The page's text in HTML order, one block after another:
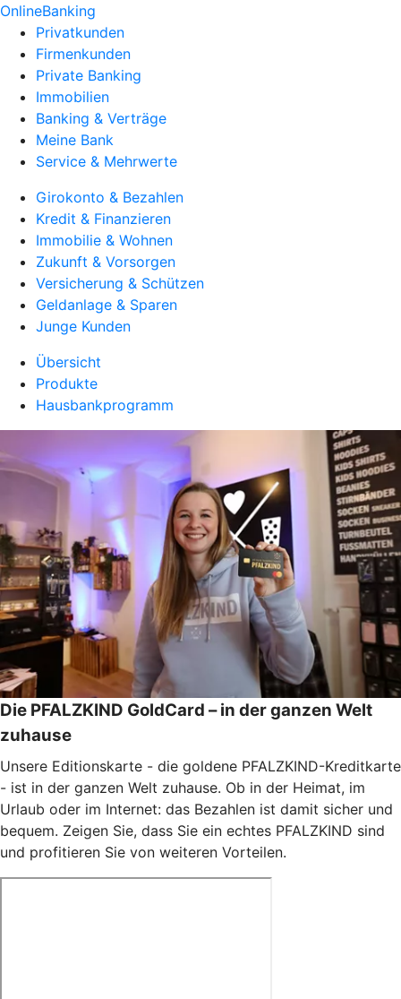
OnlineBanking
Privatkunden
Firmenkunden
Private Banking
Immobilien
Banking & Verträge
Meine Bank
Service & Mehrwerte
Girokonto & Bezahlen
Kredit & Finanzieren
Immobilie & Wohnen
Zukunft & Vorsorgen
Versicherung & Schützen
Geldanlage & Sparen
Junge Kunden
Übersicht
Produkte
Hausbankprogramm
Die PFALZKIND GoldCard – in der ganzen Welt
zuhause
Unsere Editionskarte - die goldene PFALZKIND-Kreditkarte
- ist in der ganzen Welt zuhause. Ob in der Heimat, im
Urlaub oder im Internet: das Bezahlen ist damit sicher und
bequem. Zeigen Sie, dass Sie ein echtes PFALZKIND sind
und profitieren Sie von weiteren Vorteilen.